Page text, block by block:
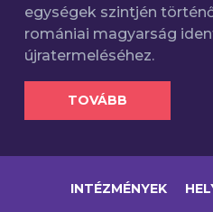
egységek szintjén
romániai magyarság
újratermeléséhez.
TOVÁBB
INTÉZMÉNYEK